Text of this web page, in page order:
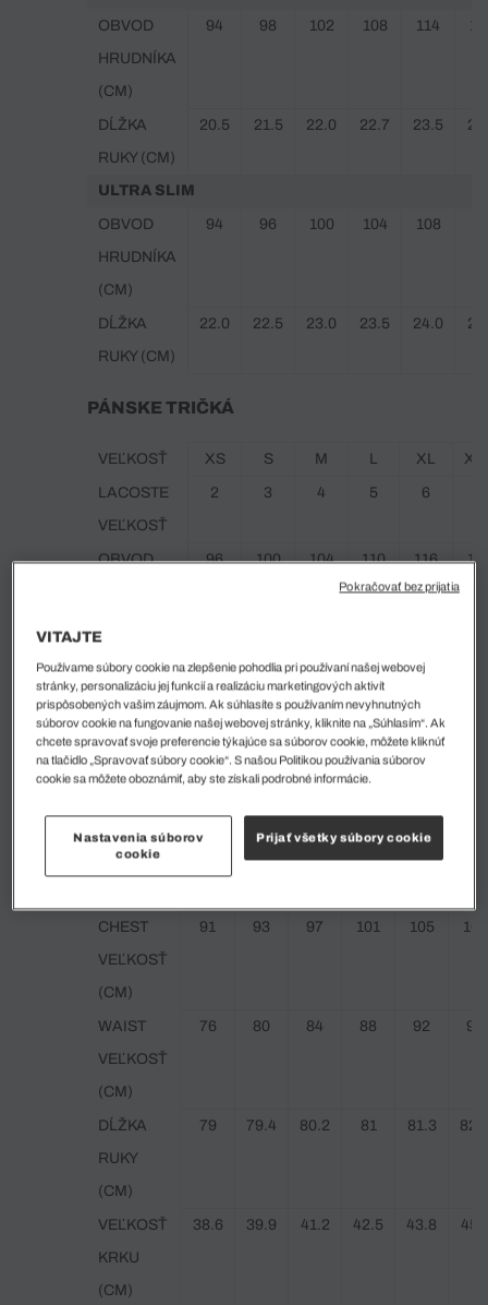
OBVOD
HRUDNÍKA
(CM)
94 98 102 108 114
DĹŽKA
RUKY (CM)
20.5 21.5 22.0 22.7 23.5
ULTRA SLIM
OBVOD
HRUDNÍKA
(CM)
94 96 100 104 108
DĹŽKA
RUKY (CM)
22.0 22.5 23.0 23.5 24.0
PÁNSKE TRIČKÁ
VEĽKOSŤ XS S M L XL
LACOSTE
VEĽKOSŤ
2 3 4 5 6
OBVOD
96 100 104 110 116
VEĽKOSŤ
PÁSU (CM)
29.9
-
31.1
31.5
-
32.7
33.1
-
34.6
35 -
37.8
38.2
41.3
PÁNSKE BUNDY A KABÁTY
LACOSTE
46 48 50 52
CHEST
VEĽKOSŤ
(CM)
91 93 97 101 105 109
WAIST
VEĽKOSŤ
(CM)
76 80 84 88 92 96
DĹŽKA
RUKY
(CM)
79 79.4 80.2 81 81.3
VEĽKOSŤ
KRKU
(CM)
38.6 39.9 41.2 42.5 43.8
VITAJTE
Používame súbory cookie na zlepšenie pohodlia pri používaní našej webovej
stránky, personalizáciu jej funkcií a realizáciu marketingových aktivít
prispôsobených vašim záujmom. Ak súhlasíte s používaním nevyhnutných
súborov cookie na fungovanie našej webovej stránky, kliknite na „Súhlasím“. Ak
chcete spravovať svoje preferencie týkajúce sa súborov cookie, môžete kliknúť
na tlačidlo „Spravovať súbory cookie“. S našou Politikou používania súborov
cookie sa môžete oboznámiť, aby ste získali podrobné informácie.
Nastavenia súborov
cookie
Prijať všetky súbory cookie
Pokračovať bez prijatia